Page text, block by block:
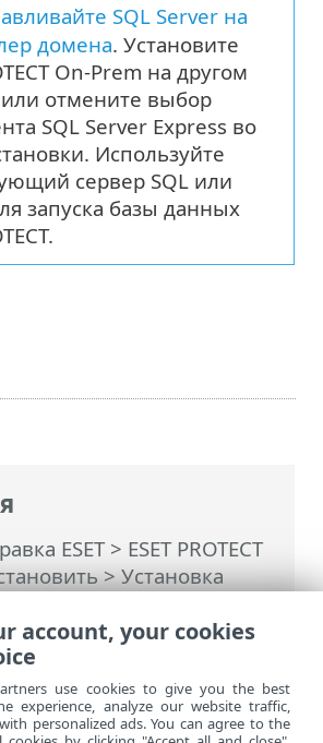
ESET> ESET PROTECT
>Установка
SQL Server
SQL Server на
домена. Установите
On-Prem на другом
отмените выбор
SQL Server Express во
Используйте
сервер SQL или
запуска базы данных
account, your cookies
use cookies to give you the best
experience, analyze our website traffic,
personalized ads. You can agree to the